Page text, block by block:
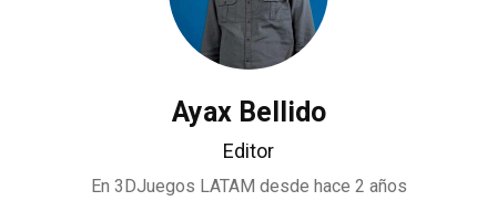
Ayax Bellido
Editor
En 3DJuegos LATAM desde hace 2 años